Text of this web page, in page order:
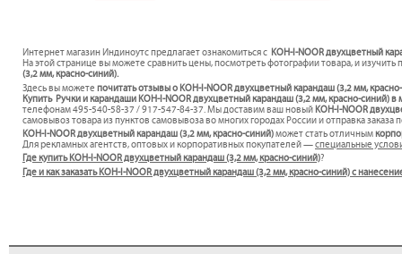
Интернет магазин Индиноутс предлагает ознакомиться с KOH-I-NOOR двухцветный
На этой странице вы можете сравнить цены, посмотреть фотографии товара, и
(3,2 мм, красно-синий).
Здесь вы можете почитать отзывы о KOH-I-NOOR двухцветный карандаш (3,2 мм,
Купить Ручки и карандаши KOH-I-NOOR двухцветный карандаш (3,2 мм, красно-синий)
телефонам 495-540-58-37 / 917-547-84-37. Мы доставим ваш новый KOH-I-NOOR
самовывоз товара из пунктов самовывоза во многих городах России и отправка заказа
KOH-I-NOOR двухцветный карандаш (3,2 мм, красно-синий)может стать отличным
Для рекламных агентств, оптовых и корпоративных покупателей —специальные
Где купить KOH-I-NOOR двухцветный карандаш (3,2 мм, красно-синий)?
Где и как заказать KOH-I-NOOR двухцветный карандаш (3,2 мм, красно-синий) с